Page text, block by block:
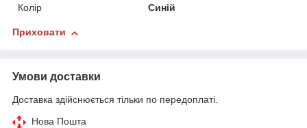
Колір
Синій
Приховати
Умови доставки
Доставка здійснюється тільки по передоплаті.
Нова Пошта